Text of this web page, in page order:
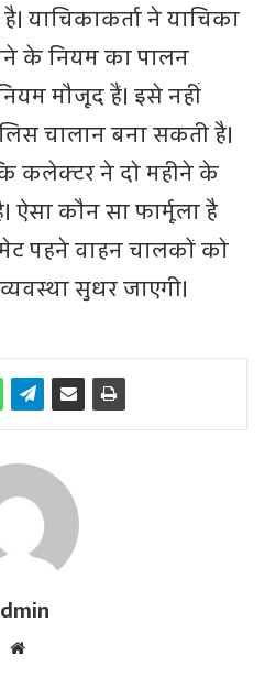
याचिकाकर्ता ने याचिका
के नियम का पालन
मौजूद हैं। इसे नहीं
चालान बना सकती है।
कलेक्टर ने दो महीने के
ऐसा कौन सा फार्मूला है
पहने वाहन चालकों को
सुधर जाएगी।